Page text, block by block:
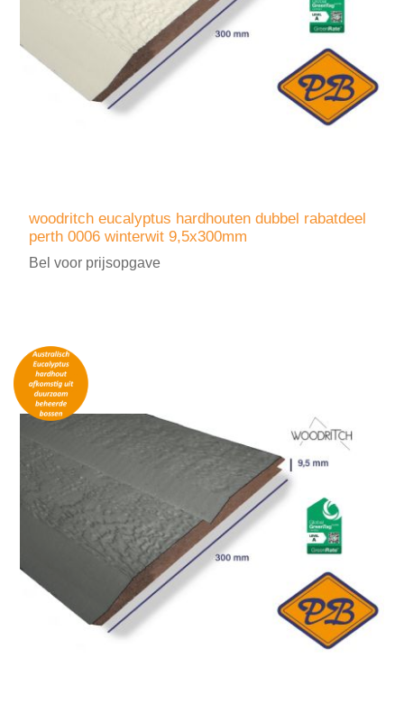
woodritch eucalyptus hardhouten dubbel rabatdeel
perth 0006 winterwit 9,5x300mm
Bel voor prijsopgave